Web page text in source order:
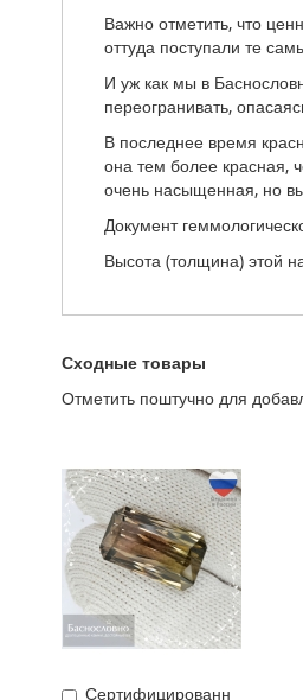
Важно отметить, что
оттуда поступали те
И уж как мы в
переогранивать,
В последнее время
она тем более красная,
очень насыщенная, но
Документ
Высота (толщина) этой
Сходные товары
Отметить поштучно для
Сертифицированн
Купить